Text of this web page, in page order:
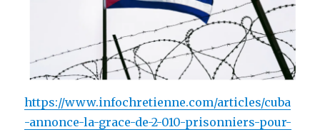
https://www.infochretienne.com/articles/cuba
-annonce-la-grace-de-2-010-prisonniers-pour-